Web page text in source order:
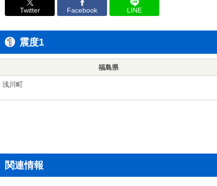
Twitter Facebook LINE
震度1
福島県
浅川町
関連情報